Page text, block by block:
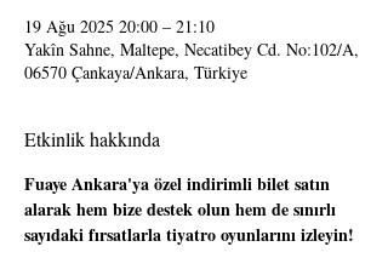
19 Ağu 2025 20:00 – 21:10
Yakîn Sahne, Maltepe, Necatibey Cd. No:102/A,
06570 Çankaya/Ankara, Türkiye
Etkinlik hakkında
Fuaye Ankara'ya özel indirimli bilet satın
alarak hem bize destek olun hem de sınırlı
sayıdaki fırsatlarla tiyatro oyunlarını izleyin!